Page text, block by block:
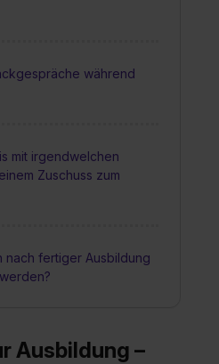
während
mit irgendwelchen
Zuschuss zum
nach fertiger Ausbildung
Ausbildung –